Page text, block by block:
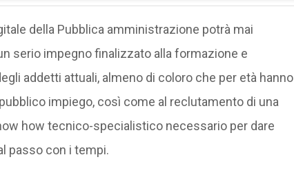
della Pubblica amministrazione potrà mai
serio impegno finalizzato alla formazione e
addetti attuali, almeno di coloro che per età hanno
impiego, così come al reclutamento di una
how tecnico-specialistico necessario per dare
passo con i tempi.